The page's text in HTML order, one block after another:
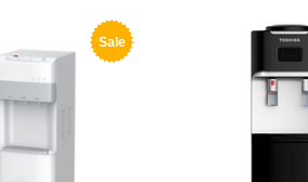
Sale